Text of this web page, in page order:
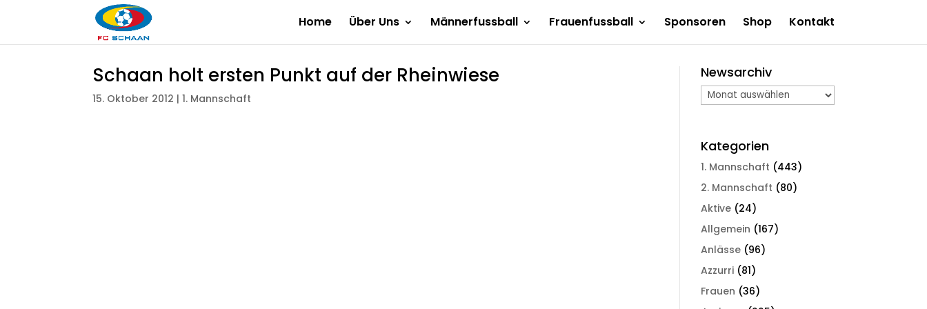
Home Über Uns Männerfussball Frauenfussball Sponsoren Shop Kontakt
Schaan holt ersten Punkt auf der Rheinwiese
15. Oktober 2012 |1. Mannschaft
Newsarchiv
Newsarchiv
Kategorien
1. Mannschaft (443)
2. Mannschaft (80)
Aktive (24)
Allgemein (167)
Anlässe (96)
Azzurri (81)
Frauen (36)